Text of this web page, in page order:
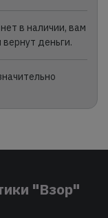
в наличии, вам
деньги.
"Взор"